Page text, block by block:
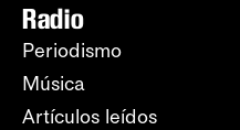
Radio
Periodismo
Música
Artículos leídos